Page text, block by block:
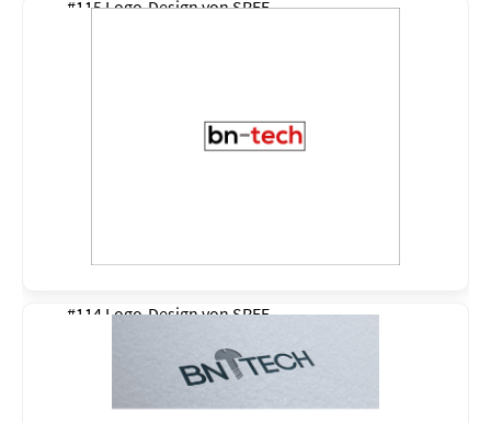
#115 Logo-Design vonSREE
#114 Logo-Design vonSREE